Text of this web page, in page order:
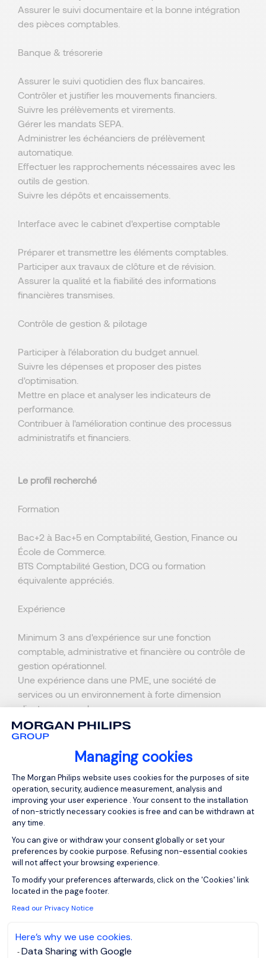
Managing cookies
Consent Management Platform:
The Morgan Philips website uses cookies for the purposes of site
operation, security, audience measurement, analysis and
improving your user experience . Your consent to the installation
of non-strictly necessary cookies is free and can be withdrawn at
any time.
You can give or withdraw your consent globally or set your
preferences by cookie purpose. Refusing non-essential cookies
will not affect your browsing experience.
To modify your preferences afterwards, click on the 'Cookies' link
located in the page footer.
Read our Privacy Notice
Here’s why we use cookies.
Data Sharing with Google
Assurer le suivi documentaire et la bonne intégration
des pièces comptables.
Banque & trésorerie
Assurer le suivi quotidien des flux bancaires.
Contrôler et justifier les mouvements financiers.
Suivre les prélèvements et virements.
Gérer les mandats SEPA.
Administrer les échéanciers de prélèvement
automatique.
Effectuer les rapprochements nécessaires avec les
outils de gestion.
Suivre les dépôts et encaissements.
Interface avec le cabinet d'expertise comptable
Préparer et transmettre les éléments comptables.
Participer aux travaux de clôture et de révision.
Assurer la qualité et la fiabilité des informations
financières transmises.
Contrôle de gestion & pilotage
Participer à l'élaboration du budget annuel.
Suivre les dépenses et proposer des pistes
d'optimisation.
Mettre en place et analyser les indicateurs de
performance.
Contribuer à l'amélioration continue des processus
administratifs et financiers.
Le profil recherché
Formation
Bac+2 à Bac+5 en Comptabilité, Gestion, Finance ou
École de Commerce.
BTS Comptabilité Gestion, DCG ou formation
équivalente appréciés.
Expérience
Minimum 3 ans d'expérience sur une fonction
comptable, administrative et financière ou contrôle de
gestion opérationnel.
Une expérience dans une PME, une société de
services ou un environnement à forte dimension
clients sera un plus.
Compétences
Bonne maîtrise des mécanismes comptables et
financiers.
Aisance avec les outils de gestion et les ERP/CRM.
Capacité à produire des reportings et analyses
financières.
Bon niveau d'Excel.
Qualités personnelles
Organisation et rigueur.
Forte autonomie.
Curiosité et esprit d'amélioration continue.
Goût pour les environnements évolutifs et